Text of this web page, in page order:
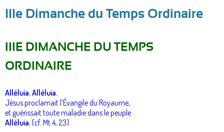
êtes
ici
IIIe Dimanche du Temps Ordinaire
IIIE DIMANCHE DU TEMPS
ORDINAIRE
Alléluia. Alléluia.
Jésus proclamait l’Évangile du Royaume,
et guérissait toute maladie dans le peuple.
Alléluia.(cf. Mt 4, 23)